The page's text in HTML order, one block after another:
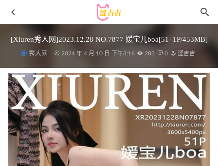
[Xiuren秀人网]2023.12.28 NO.7877 媛宝儿boa[51+1P/453MB]
秀人网 2024 年 4 月 10 日 下午3:16 283 0 涩吉吉
蠢沫沫 – NO.209 废船记[116P-833MB]
2023-02-16
[Xiuren秀人网]2024.04.28 NO.8465 梦心玥[82+1P/618MB]
2024-10-16